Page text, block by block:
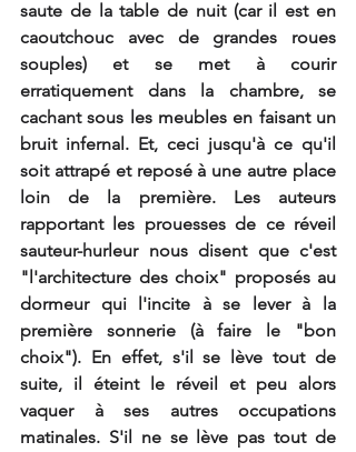
saute de la table de nuit (car il est en
caoutchouc avec de grandes roues
souples) et se met à courir
erratiquement dans la chambre, se
cachant sous les meubles en faisant un
bruit infernal. Et, ceci jusqu'à ce qu'il
soit attrapé et reposé à une autre place
loin de la première. Les auteurs
rapportant les prouesses de ce réveil
sauteur-hurleur nous disent que c'est
"l'architecture des choix" proposés au
dormeur qui l'incite à se lever à la
première sonnerie (à faire le "bon
choix"). En effet, s'il se lève tout de
suite, il éteint le réveil et peu alors
vaquer à ses autres occupations
matinales. S'il ne se lève pas tout de